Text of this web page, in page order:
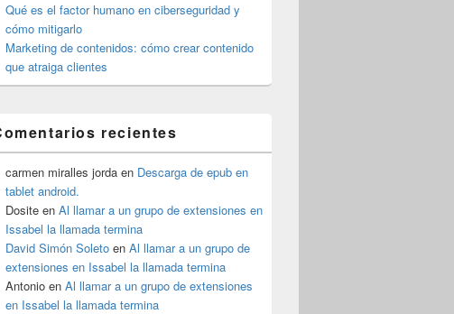
una petición.
Qué es el factor humano en ciberseguridad y
cómo mitigarlo
Marketing de contenidos: cómo crear contenido
que atraiga clientes
recientes
carmen miralles jorda en Descarga de epub en
tablet android.
Dosite en Al llamar a un grupo de extensiones en
Issabel la llamada termina
David Simón Soleto en Al llamar a un grupo de
extensiones en Issabel la llamada termina
Antonio en Al llamar a un grupo de extensiones
en Issabel la llamada termina